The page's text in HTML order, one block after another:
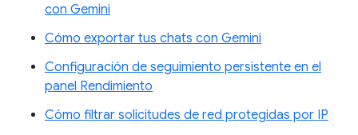
con Gemini
Cómo exportar tus chats con Gemini
Configuración de seguimiento persistente en el
panel Rendimiento
Cómo filtrar solicitudes de red protegidas por IP